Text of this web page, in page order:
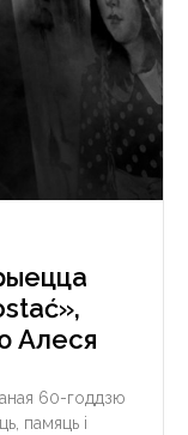
Алеся
60-годдзю
памяць і